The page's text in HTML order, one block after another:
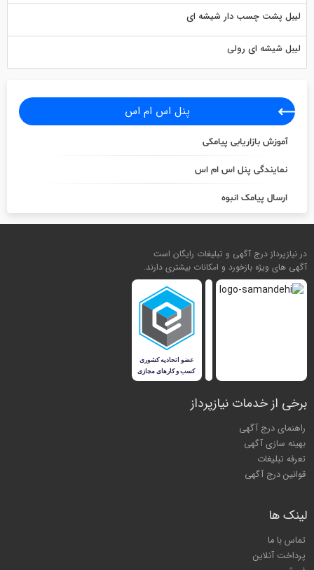
لیبل پشت چسب دار شیشه ای
لیبل شیشه ای رولی
پنل اس ام اس
آموزش بازاریابی پیامکی
نمایندگی پنل اس ام اس
ارسال پیامک انبوه
در نیازپرداز درج آگهی و تبلیغات رایگان است
آگهی های ویژه بازخورد و امکانات بیشتری دارند.
برخی از خدمات نیازپرداز
راهنمای درج آگهی
بهینه سازی آگهی
تعرفه تبلیغات
قوانین درج آگهی
لینک ها
تماس با ما
پرداخت آنلاین